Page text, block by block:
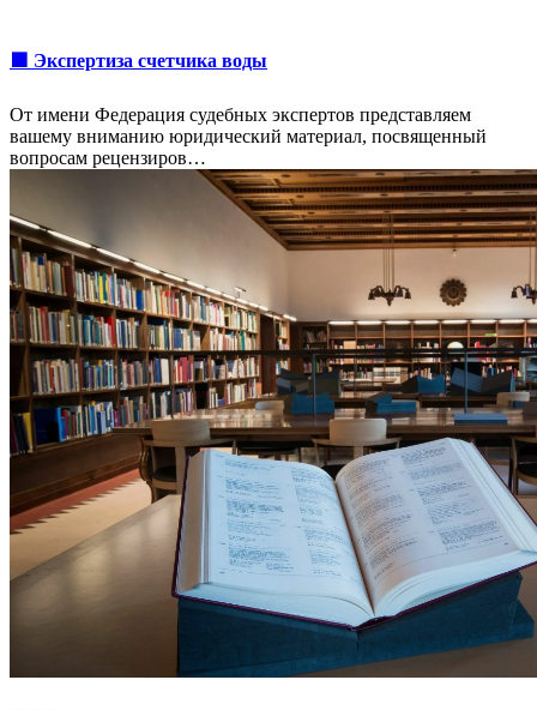
🟩 Экспертиза счетчика воды
От имени Федерация судебных экспертов представляем
вашему вниманию юридический материал, посвященный
вопросам рецензиров…